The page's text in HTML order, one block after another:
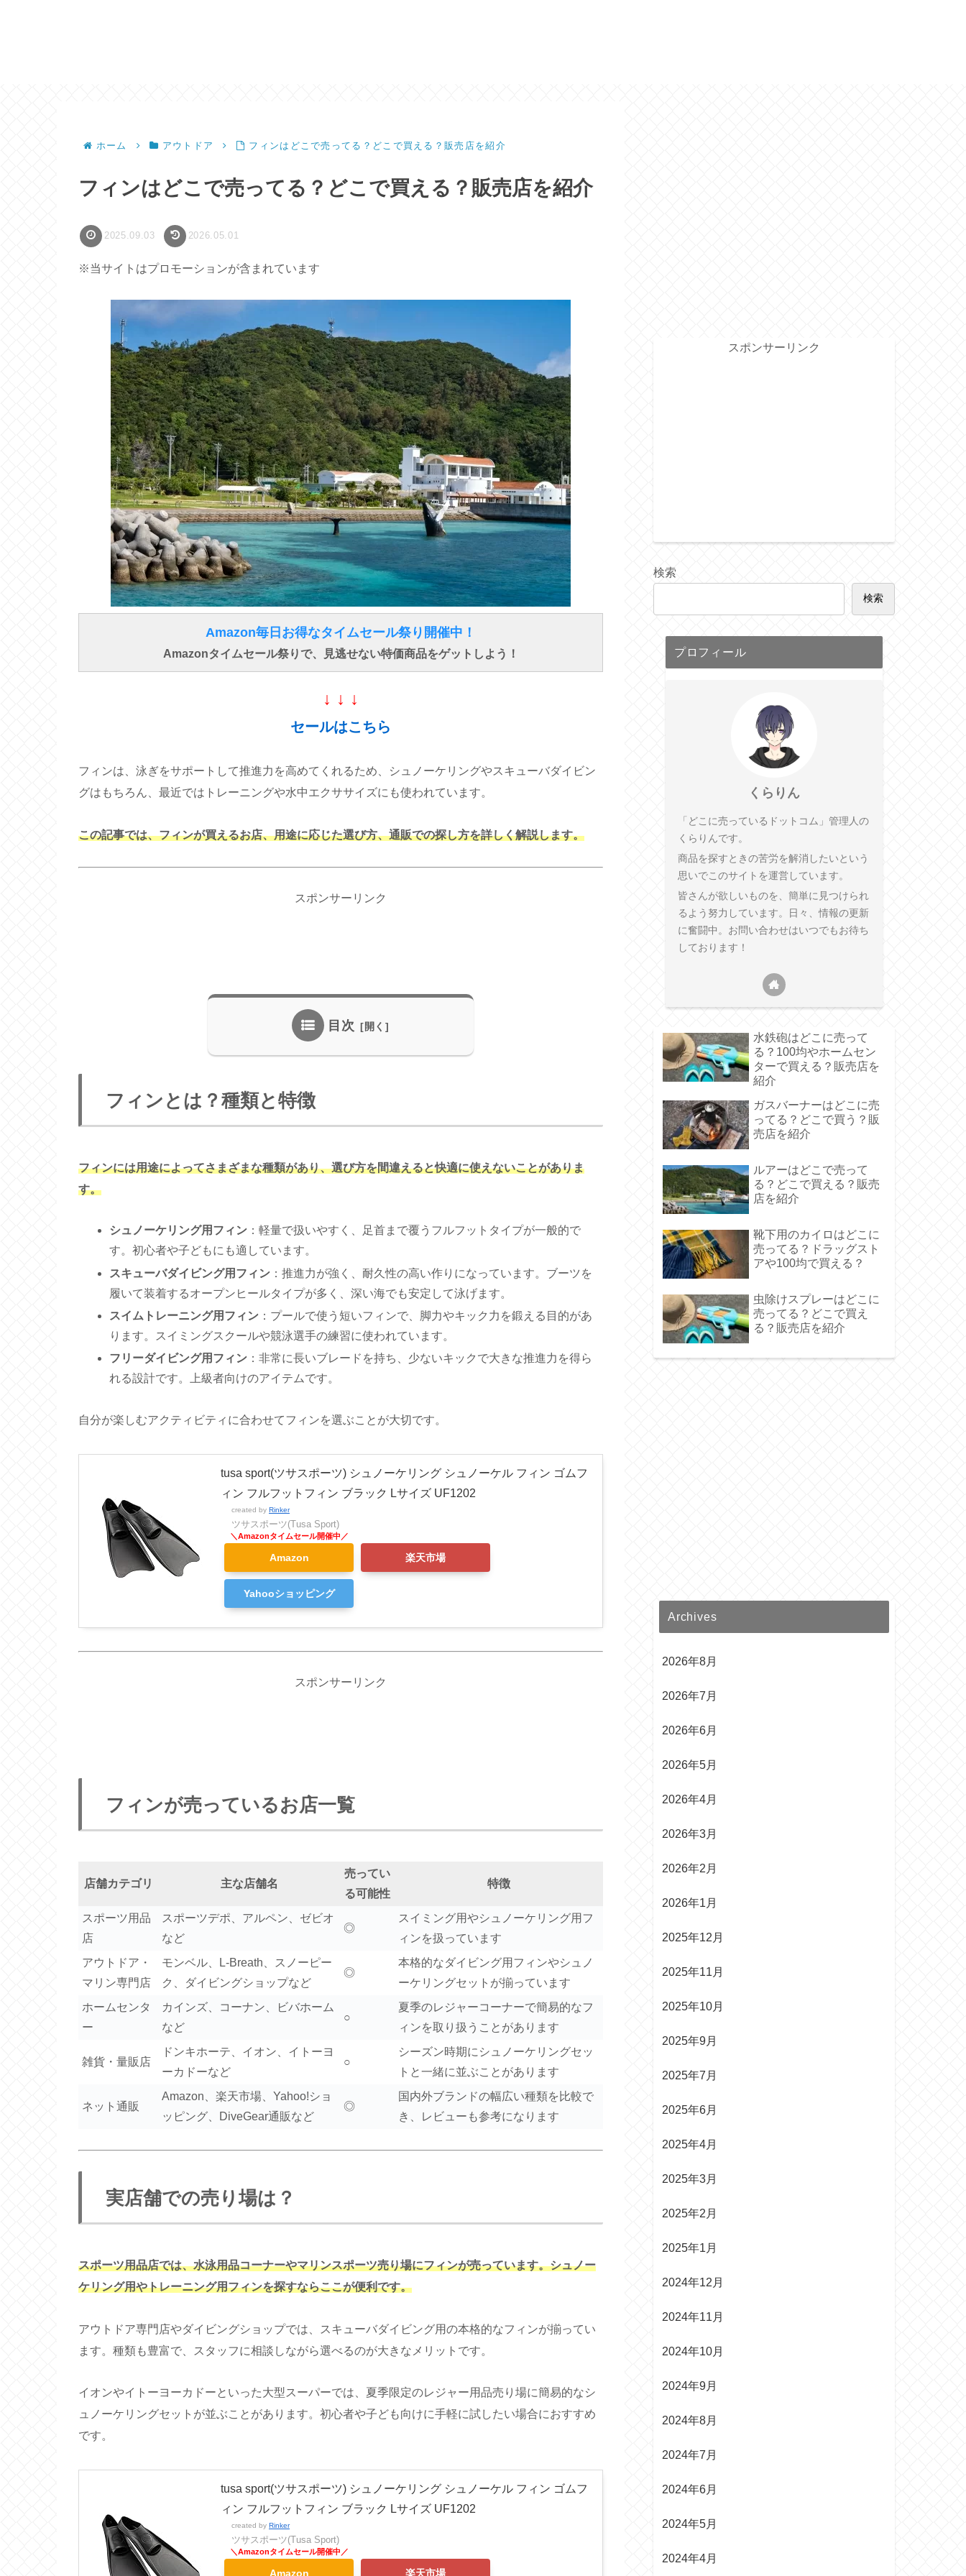
ホーム アウトドア フィンはどこで売ってる？どこで買える？販売店を紹介
フィンはどこで売ってる？どこで買える？販売店を紹介
2025.09.03 2026.05.01
※当サイトはプロモーションが含まれています
Amazon毎日お得なタイムセール祭り開催中！
Amazonタイムセール祭りで、見逃せない特価商品をゲットしよう！
↓ ↓ ↓
セールはこちら
フィンは、泳ぎをサポートして推進力を高めてくれるため、シュノーケリングやスキューバダイビン
グはもちろん、最近ではトレーニングや水中エクササイズにも使われています。
この記事では、フィンが買えるお店、用途に応じた選び方、通販での探し方を詳しく解説します。
スポンサーリンク
目次
フィンとは？種類と特徴
フィンには用途によってさまざまな種類があり、選び方を間違えると快適に使えないことがありま
す。
シュノーケリング用フィン ：軽量で扱いやすく、足首まで覆うフルフットタイプが一般的で
す。初心者や子どもにも適しています。
スキューバダイビング用フィン ：推進力が強く、耐久性の高い作りになっています。ブーツを
履いて装着するオープンヒールタイプが多く、深い海でも安定して泳げます。
スイムトレーニング用フィン ：プールで使う短いフィンで、脚力やキック力を鍛える目的があ
ります。スイミングスクールや競泳選手の練習に使われています。
フリーダイビング用フィン ：非常に長いブレードを持ち、少ないキックで大きな推進力を得ら
れる設計です。上級者向けのアイテムです。
自分が楽しむアクティビティに合わせてフィンを選ぶことが大切です。
tusa sport(ツサスポーツ) シュノーケリング シュノーケル フィン ゴムフ
ィン フルフットフィン ブラック Lサイズ UF1202
created by Rinker
ツサスポーツ(Tusa Sport)
Amazon 楽天市場
Yahooショッピング
スポンサーリンク
フィンが売っているお店一覧
店舗カテゴリ 主な店舗名
売ってい
る可能性
特徴
スポーツ用品
店
スポーツデポ、アルペン、ゼビオ
など
◎
スイミング用やシュノーケリング用フ
ィンを扱っています
アウトドア・
マリン専門店
モンベル、L-Breath、スノーピー
ク、ダイビングショップなど
◎
本格的なダイビング用フィンやシュノ
ーケリングセットが揃っています
ホームセンタ
ー
カインズ、コーナン、ビバホーム
など
○
夏季のレジャーコーナーで簡易的なフ
ィンを取り扱うことがあります
雑貨・量販店
ドンキホーテ、イオン、イトーヨ
ーカドーなど
○
シーズン時期にシュノーケリングセッ
トと一緒に並ぶことがあります
ネット通販
Amazon、楽天市場、Yahoo!ショ
ッピング、DiveGear通販など
◎
国内外ブランドの幅広い種類を比較で
き、レビューも参考になります
実店舗での売り場は？
スポーツ用品店では、水泳用品コーナーやマリンスポーツ売り場にフィンが売っています。シュノー
ケリング用やトレーニング用フィンを探すならここが便利です。
アウトドア専門店やダイビングショップでは、スキューバダイビング用の本格的なフィンが揃ってい
ます。種類も豊富で、スタッフに相談しながら選べるのが大きなメリットです。
イオンやイトーヨーカドーといった大型スーパーでは、夏季限定のレジャー用品売り場に簡易的なシ
ュノーケリングセットが並ぶことがあります。初心者や子ども向けに手軽に試したい場合におすすめ
です。
tusa sport(ツサスポーツ) シュノーケリング シュノーケル フィン ゴムフ
ィン フルフットフィン ブラック Lサイズ UF1202
created by Rinker
ツサスポーツ(Tusa Sport)
Amazon 楽天市場
スポンサーリンク
検索
検索
プロフィール
くらりん
「どこに売っているドットコム」管理人の
くらりんです。
商品を探すときの苦労を解消したいという
思いでこのサイトを運営しています。
皆さんが欲しいものを、簡単に見つけられ
るよう努力しています。日々、情報の更新
に奮闘中。お問い合わせはいつでもお待ち
しております！
水鉄砲はどこに売って
る？100均やホームセン
ターで買える？販売店を
紹介
ガスバーナーはどこに売
ってる？どこで買う？販
売店を紹介
ルアーはどこで売って
る？どこで買える？販売
店を紹介
靴下用のカイロはどこに
売ってる？ドラッグスト
アや100均で買える？
虫除けスプレーはどこに
売ってる？どこで買え
る？販売店を紹介
Archives
2026年8月
2026年7月
2026年6月
2026年5月
2026年4月
2026年3月
2026年2月
2026年1月
2025年12月
2025年11月
2025年10月
2025年9月
2025年7月
2025年6月
2025年4月
2025年3月
2025年2月
2025年1月
2024年12月
2024年11月
2024年10月
2024年9月
2024年8月
2024年7月
2024年6月
2024年5月
2024年4月